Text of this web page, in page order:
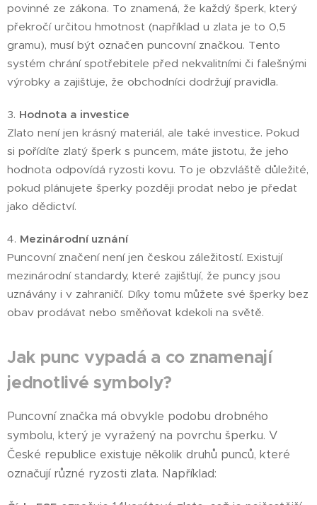
povinné ze zákona. To znamená, že každý šperk, který
překročí určitou hmotnost (například u zlata je to 0,5
gramu), musí být označen puncovní značkou. Tento
systém chrání spotřebitele před nekvalitními či falešnými
výrobky a zajišťuje, že obchodníci dodržují pravidla.
3. Hodnota a investice
Zlato není jen krásný materiál, ale také investice. Pokud
si pořídíte zlatý šperk s puncem, máte jistotu, že jeho
hodnota odpovídá ryzosti kovu. To je obzvláště důležité,
pokud plánujete šperky později prodat nebo je předat
jako dědictví.
4. Mezinárodní uznání
Puncovní značení není jen českou záležitostí. Existují
mezinárodní standardy, které zajišťují, že puncy jsou
uznávány i v zahraničí. Díky tomu můžete své šperky bez
obav prodávat nebo směňovat kdekoli na světě.
Jak punc vypadá a co znamenají
jednotlivé symboly?
Puncovní značka má obvykle podobu drobného
symbolu, který je vyražený na povrchu šperku. V
České republice existuje několik druhů punců, které
označují různé ryzosti zlata. Například: